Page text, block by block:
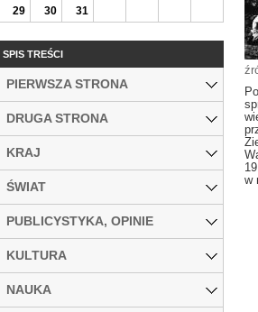
w
29
30 31
SPIS TREŚCI
PIERWSZA STRONA
DRUGA STRONA
KRAJ
ŚWIAT
PUBLICYSTYKA, OPINIE
KULTURA
NAUKA